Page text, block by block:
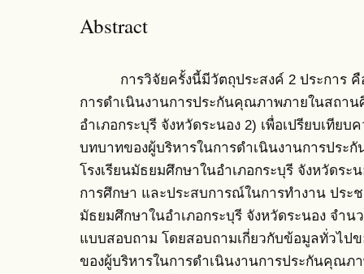
Abstract
การวิจัยครั้งนี้มีวัตถุประสงค์ 2 ประการ คือ
การดำเนินงานการประกันคุณภาพภายในสถาน
อำเภอกระบุรี จังหวัดระนอง 2) เพื่อเปรียบเทีย
บทบาทของผู้บริหารในการดำเนินงานการปร
โรงเรียนมัธยมศึกษาในอำเภอกระบุรี จังหวัดร
การศึกษา และประสบการณ์ในการทำงาน ประ
มัธยมศึกษาในอำเภอกระบุรี จังหวัดระนอง จำน
แบบสอบถาม โดยสอบถามเกี่ยวกับข้อมูลทั่วไป
ของผู้บริหารในการดำเนินงานการประกันคุณภ